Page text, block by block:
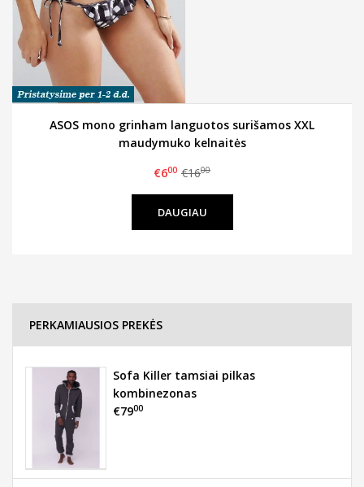
ASOS mono grinham languotos surišamos XXL
maudymuko kelnaitės
€600 €1600
DAUGIAU
PERKAMIAUSIOS PREKĖS
Sofa Killer tamsiai pilkas
kombinezonas
€7900